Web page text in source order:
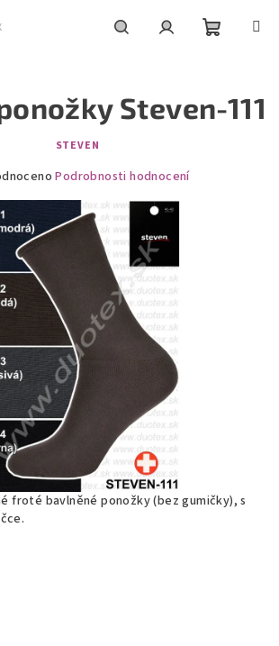
košík
froté bavlněné ponožky (bez gumičky), s
Steven-111
STEVEN
Podrobnosti hodnocení